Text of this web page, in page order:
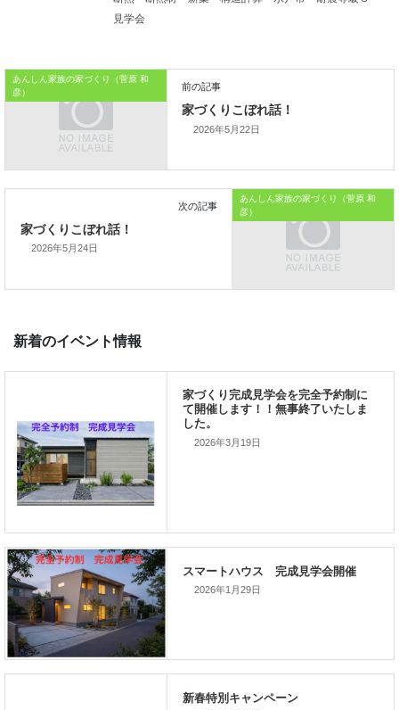
おうちのはなしからでした
では、では。
家づくりを通じて、
ご家族が幸せになるお手伝いをする」
私の使命です。
見学会
あんしん家族の家づくり（菅原 和
彦）
前の記事
家づくりこぼれ話！
2026年5月22日
あんしん家族の家づくり（菅原 和
彦）
家づくりこぼれ話！
2026年5月24日
2026年3月19日
2026年1月29日